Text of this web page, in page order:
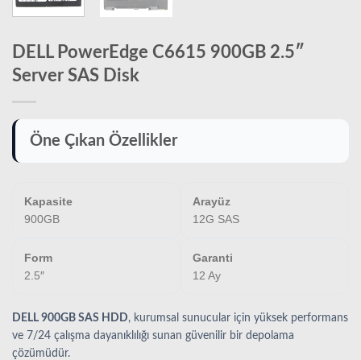
DELL PowerEdge C6615 900GB 2.5″
Server SAS Disk
Öne Çıkan Özellikler
Kapasite
900GB
Arayüz
12G SAS
Form
2.5″
Garanti
12 Ay
DELL 900GB SAS HDD, kurumsal sunucular için yüksek performans
ve 7/24 çalışma dayanıklılığı sunan güvenilir bir depolama
çözümüdür.